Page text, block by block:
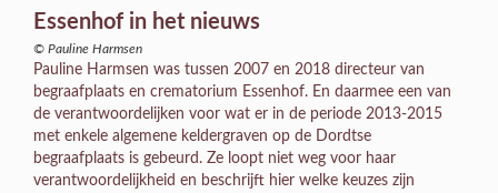
Essenhof in het nieuws
© Pauline Harmsen
Pauline Harmsen was tussen 2007 en 2018 directeur van
begraafplaats en crematorium Essenhof. En daarmee een van
de verantwoordelijken voor wat er in de periode 2013-2015
met enkele algemene keldergraven op de Dordtse
begraafplaats is gebeurd. Ze loopt niet weg voor haar
verantwoordelijkheid en beschrijft hier welke keuzes zijn